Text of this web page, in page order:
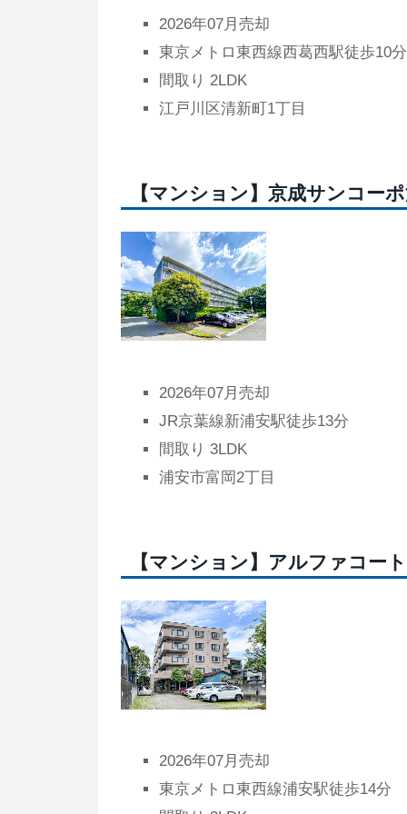
2026年07月売却
東京メトロ東西線西葛西駅徒歩10分
間取り 2LDK
江戸川区清新町1丁目
【マンション】京成サンコー
2026年07月売却
JR京葉線新浦安駅徒歩13分
間取り 3LDK
浦安市富岡2丁目
【マンション】アルファコー
2026年07月売却
東京メトロ東西線浦安駅徒歩14分